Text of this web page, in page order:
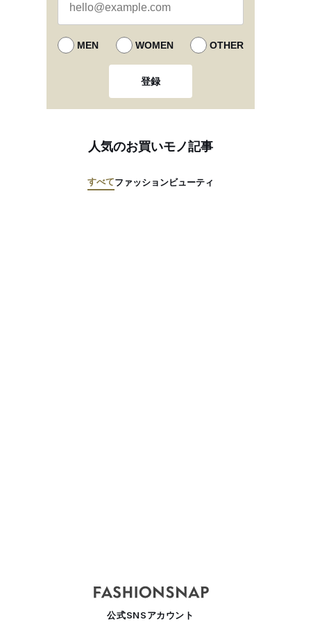
MEN WOMEN OTHER
登録
人気のお買いモノ記事
すべてファッションビューティ
公式SNSアカウント